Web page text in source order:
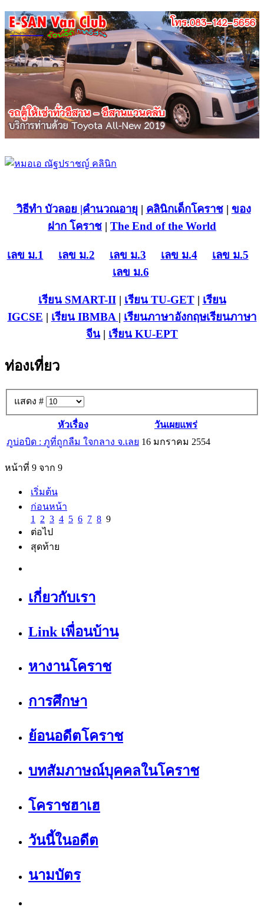
วิธีทำ บัวลอย |คำนวณอายุ | คลินิกเด็กโคราช| ของ
ฝาก โคราช | The End of the World
เลข ม.1 เลข ม.2 เลข ม.3 เลข ม.4
เลข ม.5
เลข ม.6
เรียน SMART-II| เรียน TU-GET| เรียน
IGCSE | เรียน IBMBA | เรียนภาษาอังกฤษเรียนภาษา
จีน | เรียน KU-EPT
ท่องเที่ยว
แสดง #
หัวเรื่อง
วันเผยแพร่
ภูบ่อบิด : ภูที่ถูกลืม ใจกลาง จ.เลย 16 มกราคม 2554
หน้าที่ 9 จาก 9
เริ่มต้น
ก่อนหน้า
1
2 3 4 5 6 7 8 9
ต่อไป
สุดท้าย
เกี่ยวกับเรา
Link เพื่อนบ้าน
หางานโคราช
การศึกษา
ย้อนอดีตโคราช
บทสัมภาษณ์บุคคลในโคราช
โคราชฮาเฮ
วันนี้ในอดีต
นามบัตร